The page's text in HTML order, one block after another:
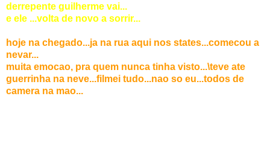
derrepente guilherme vai...
e ele ...volta de novo a sorrir...
hoje na chegado...ja na rua aqui nos states...comecou a
nevar...
muita emocao, pra quem nunca tinha visto...\teve ate
guerrinha na neve...filmei tudo...nao so eu...todos de
camera na mao...